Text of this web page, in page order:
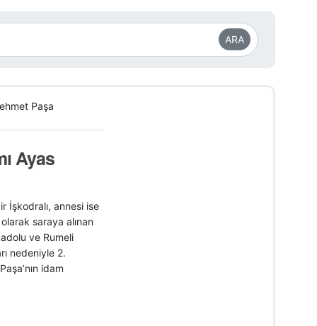
ARA
Paşa
Ayas
İşkodralı, annesi ise
saraya alınan
veRumeli
nedeniyle 2.
idam